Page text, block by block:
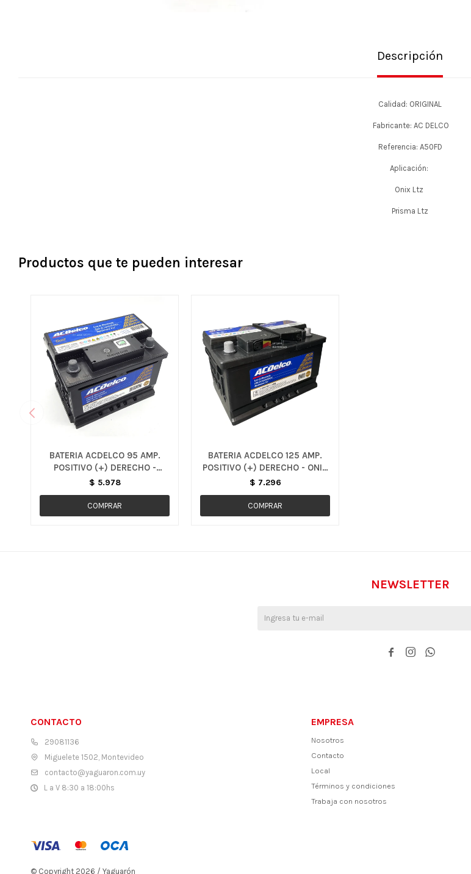
Descripción
Calidad: ORIGINAL
Fabricante: AC DELCO
Referencia: A50FD
Aplicación:
Onix Ltz
Prisma Ltz
Productos que te pueden interesar
BATERIA ACDELCO 95 AMP.
POSITIVO (+) DERECHO -
CORSA / CELTA / AGILE
$ 5.978
BATERIA ACDELCO 125 AMP.
POSITIVO (+) DERECHO - ONIX
/ MONTANA / TRACKER
$ 7.296
CONTACTO
29081136
Miguelete 1502, Montevideo
contacto@yaguaron.com.uy
L a V 8:30 a 18:00hs
EMPRESA
Nosotros
Contacto
Local
Términos y condiciones
Trabaja con nosotros
NEWSLETTER
  
© Copyright 2026 / Yaguarón